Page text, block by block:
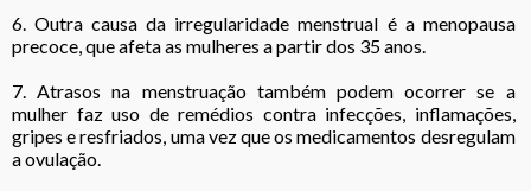
6. Outra causa da irregularidade menstrual é a menopausa
precoce, que afeta as mulheres a partir dos 35 anos.
7. Atrasos na menstruação também podem ocorrer se a
mulher faz uso de remédios contra infecções, inflamações,
gripes e resfriados, uma vez que os medicamentos desregulam
a ovulação.